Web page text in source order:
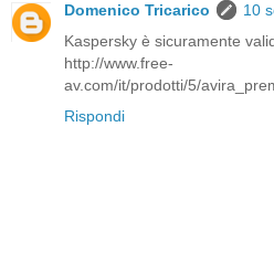
Domenico Tricarico
10
Kaspersky è sicuramente
http://www.free-
av.com/it/prodotti/5/
Rispondi